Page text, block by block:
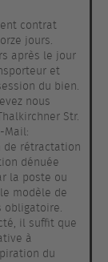
contrat
jours.
après le jour
et
du bien.
nous
Str.
Mail:
de rétractation
dénuée
la poste ou
modèle de
obligatoire.
il suffit que
à
du